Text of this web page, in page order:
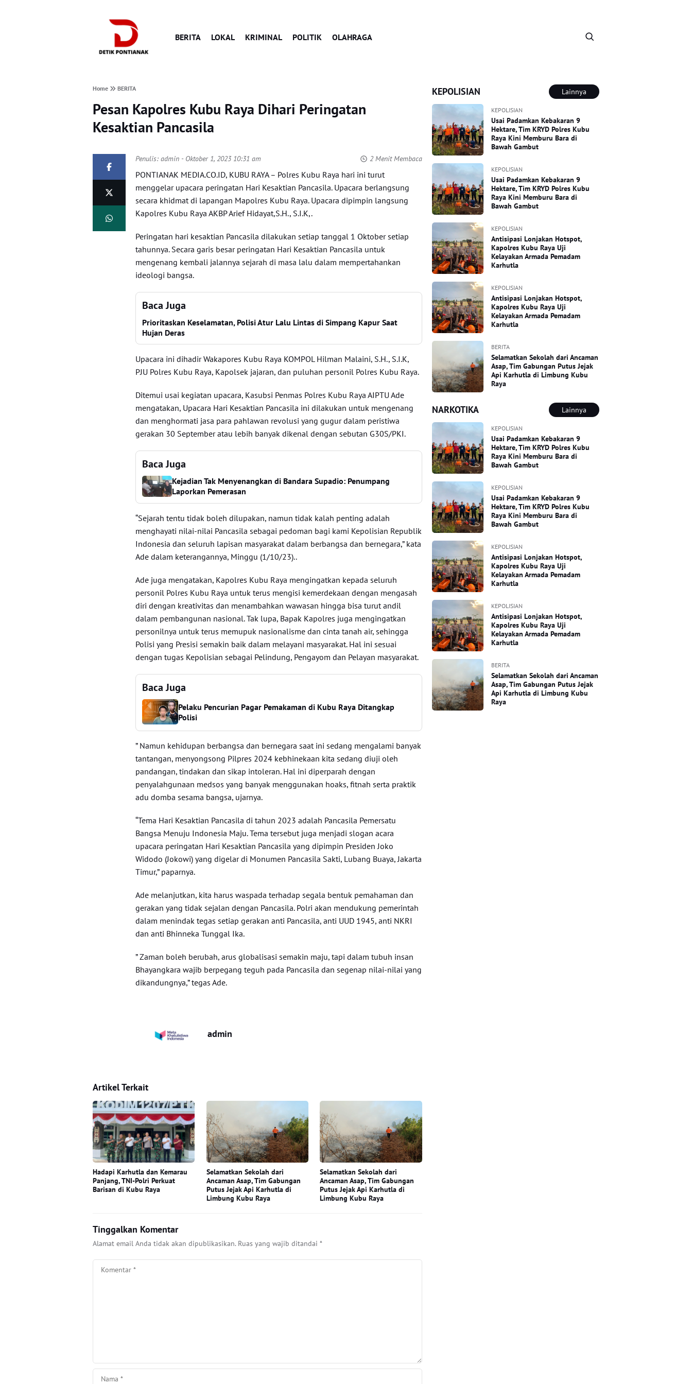
BERITA LOKAL KRIMINAL POLITIK OLAHRAGA
Home BERITA
Pesan Kapolres Kubu Raya Dihari Peringatan
Kesaktian Pancasila
Penulis:admin - Oktober 1, 2023 10:31 am 2 Menit Membaca
PONTIANAK MEDIA.CO.ID, KUBU RAYA – Polres Kubu Raya hari ini turut
menggelar upacara peringatan Hari Kesaktian Pancasila. Upacara berlangsung
secara khidmat di lapangan Mapolres Kubu Raya. Upacara dipimpin langsung
Kapolres Kubu Raya AKBP Arief Hidayat,S.H., S.I.K,.
Peringatan hari kesaktian Pancasila dilakukan setiap tanggal 1 Oktober setiap
tahunnya. Secara garis besar peringatan Hari Kesaktian Pancasila untuk
mengenang kembali jalannya sejarah di masa lalu dalam mempertahankan
ideologi bangsa.
Baca Juga
Prioritaskan Keselamatan, Polisi Atur Lalu Lintas di Simpang Kapur Saat
Hujan Deras
Upacara ini dihadir Wakapores Kubu Raya KOMPOL Hilman Malaini, S.H., S.I.K,
PJU Polres Kubu Raya, Kapolsek jajaran, dan puluhan personil Polres Kubu Raya.
Ditemui usai kegiatan upacara, Kasubsi Penmas Polres Kubu Raya AIPTU Ade
mengatakan, Upacara Hari Kesaktian Pancasila ini dilakukan untuk mengenang
dan menghormati jasa para pahlawan revolusi yang gugur dalam peristiwa
gerakan 30 September atau lebih banyak dikenal dengan sebutan G30S/PKI.
Baca Juga
Kejadian Tak Menyenangkan di Bandara Supadio: Penumpang
Laporkan Pemerasan
“Sejarah tentu tidak boleh dilupakan, namun tidak kalah penting adalah
menghayati nilai-nilai Pancasila sebagai pedoman bagi kami Kepolisian Republik
Indonesia dan seluruh lapisan masyarakat dalam berbangsa dan bernegara,” kata
Ade dalam keterangannya, Minggu (1/10/23)..
Ade juga mengatakan, Kapolres Kubu Raya mengingatkan kepada seluruh
personil Polres Kubu Raya untuk terus mengisi kemerdekaan dengan mengasah
diri dengan kreativitas dan menambahkan wawasan hingga bisa turut andil
dalam pembangunan nasional. Tak lupa, Bapak Kapolres juga mengingatkan
personilnya untuk terus memupuk nasionalisme dan cinta tanah air, sehingga
Polisi yang Presisi semakin baik dalam melayani masyarakat. Hal ini sesuai
dengan tugas Kepolisian sebagai Pelindung, Pengayom dan Pelayan masyarakat.
Baca Juga
Pelaku Pencurian Pagar Pemakaman di Kubu Raya Ditangkap
Polisi
” Namun kehidupan berbangsa dan bernegara saat ini sedang mengalami banyak
tantangan, menyongsong Pilpres 2024 kebhinekaan kita sedang diuji oleh
pandangan, tindakan dan sikap intoleran. Hal ini diperparah dengan
penyalahgunaan medsos yang banyak menggunakan hoaks, fitnah serta praktik
adu domba sesama bangsa, ujarnya.
“Tema Hari Kesaktian Pancasila di tahun 2023 adalah Pancasila Pemersatu
Bangsa Menuju Indonesia Maju. Tema tersebut juga menjadi slogan acara
upacara peringatan Hari Kesaktian Pancasila yang dipimpin Presiden Joko
Widodo (Jokowi) yang digelar di Monumen Pancasila Sakti, Lubang Buaya, Jakarta
Timur,” paparnya.
Ade melanjutkan, kita harus waspada terhadap segala bentuk pemahaman dan
gerakan yang tidak sejalan dengan Pancasila. Polri akan mendukung pemerintah
dalam menindak tegas setiap gerakan anti Pancasila, anti UUD 1945, anti NKRI
dan anti Bhinneka Tunggal Ika.
” Zaman boleh berubah, arus globalisasi semakin maju, tapi dalam tubuh insan
Bhayangkara wajib berpegang teguh pada Pancasila dan segenap nilai-nilai yang
dikandungnya,” tegas Ade.
admin
Artikel Terkait
Hadapi Karhutla dan Kemarau
Panjang, TNI-Polri Perkuat
Barisan di Kubu Raya
Selamatkan Sekolah dari
Ancaman Asap, Tim Gabungan
Putus Jejak Api Karhutla di
Limbung Kubu Raya
Selamatkan Sekolah dari
Ancaman Asap, Tim Gabungan
Putus Jejak Api Karhutla di
Limbung Kubu Raya
Tinggalkan Komentar
Alamat email Anda tidak akan dipublikasikan. Ruas yang wajib ditandai *
KEPOLISIAN Lainnya
KEPOLISIAN
Usai Padamkan Kebakaran 9
Hektare, Tim KRYD Polres Kubu
Raya Kini Memburu Bara di
Bawah Gambut
KEPOLISIAN
Usai Padamkan Kebakaran 9
Hektare, Tim KRYD Polres Kubu
Raya Kini Memburu Bara di
Bawah Gambut
KEPOLISIAN
Antisipasi Lonjakan Hotspot,
Kapolres Kubu Raya Uji
Kelayakan Armada Pemadam
Karhutla
KEPOLISIAN
Antisipasi Lonjakan Hotspot,
Kapolres Kubu Raya Uji
Kelayakan Armada Pemadam
Karhutla
BERITA
Selamatkan Sekolah dari Ancaman
Asap, Tim Gabungan Putus Jejak
Api Karhutla di Limbung Kubu
Raya
NARKOTIKA Lainnya
KEPOLISIAN
Usai Padamkan Kebakaran 9
Hektare, Tim KRYD Polres Kubu
Raya Kini Memburu Bara di
Bawah Gambut
KEPOLISIAN
Usai Padamkan Kebakaran 9
Hektare, Tim KRYD Polres Kubu
Raya Kini Memburu Bara di
Bawah Gambut
KEPOLISIAN
Antisipasi Lonjakan Hotspot,
Kapolres Kubu Raya Uji
Kelayakan Armada Pemadam
Karhutla
KEPOLISIAN
Antisipasi Lonjakan Hotspot,
Kapolres Kubu Raya Uji
Kelayakan Armada Pemadam
Karhutla
BERITA
Selamatkan Sekolah dari Ancaman
Asap, Tim Gabungan Putus Jejak
Api Karhutla di Limbung Kubu
Raya